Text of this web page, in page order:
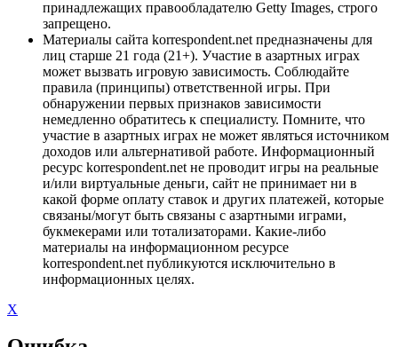
принадлежащих правообладателю Getty Images, строго
запрещено.
Материалы сайта korrespondent.net предназначены для
лиц старше 21 года (21+). Участие в азартных играх
может вызвать игровую зависимость. Соблюдайте
правила (принципы) ответственной игры. При
обнаружении первых признаков зависимости
немедленно обратитесь к специалисту. Помните, что
участие в азартных играх не может являться источником
доходов или альтернативой работе. Информационный
ресурс korrespondent.net не проводит игры на реальные
и/или виртуальные деньги, сайт не принимает ни в
какой форме оплату ставок и других платежей, которые
связаны/могут быть связаны с азартными играми,
букмекерами или тотализаторами. Какие-либо
материалы на информационном ресурсе
korrespondent.net публикуются исключительно в
информационных целях.
X